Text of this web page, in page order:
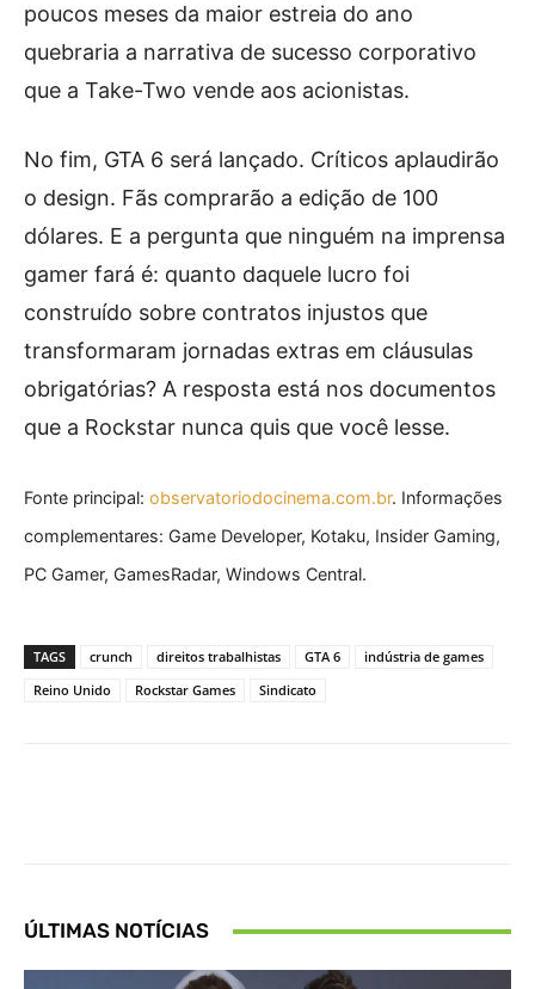
poucos meses da maior estreia do ano
quebraria a narrativa de sucesso corporativo
que a Take-Two vende aos acionistas.
No fim, GTA 6 será lançado. Críticos aplaudirão
o design. Fãs comprarão a edição de 100
dólares. E a pergunta que ninguém na imprensa
gamer fará é: quanto daquele lucro foi
construído sobre contratos injustos que
transformaram jornadas extras em cláusulas
obrigatórias? A resposta está nos documentos
que a Rockstar nunca quis que você lesse.
Fonte principal: observatoriodocinema.com.br. Informações
complementares: Game Developer, Kotaku, Insider Gaming,
PC Gamer, GamesRadar, Windows Central.
TAGS crunch direitos trabalhistas GTA 6
indústria de games
Reino Unido
Rockstar Games Sindicato
ÚLTIMAS NOTÍCIAS